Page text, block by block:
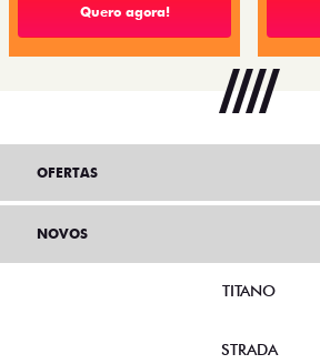
Quero agora!
OFERTAS
NOVOS
TITANO
STRADA